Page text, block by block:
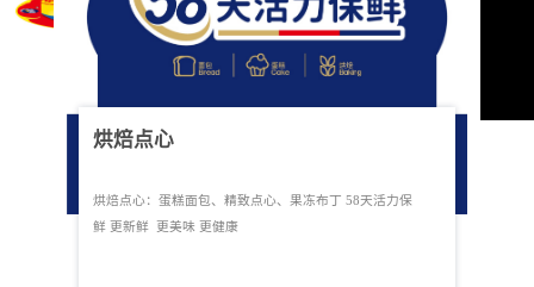
烘焙点心
烘焙点心：蛋糕面包、精致点心、果冻布丁 58天活力保
鲜 更新鲜 更美味 更健康